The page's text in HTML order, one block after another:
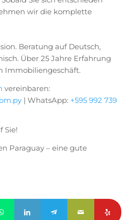
wir die komplette
Beratung auf Deutsch,
Über 25 Jahre Erfahrung
Immobiliengeschäft.
vereinbaren:
| WhatsApp: +595 992 739
Sie!
Paraguay – eine gute